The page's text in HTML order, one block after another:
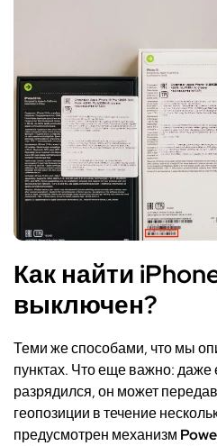
Как найти
выключен?
Теми же способами, что мы
пунктах. Что еще важно:
разрядился, он может
геопозиции в течение
предусмотрен механизм